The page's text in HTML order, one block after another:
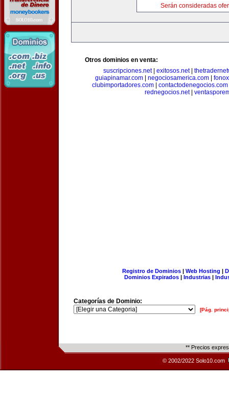
Serán consideradas
Otros dominios en venta:
suscripciones.net| exitosos.net|
guiapinamar.com
negociosamerica.com
clubimportadores.com
contactodenegocios.com
rednegocios.net|
Registro de Dominios| Web Hosting |
Dominios Expirados | Industrias |
Categorías de Dominio:
[Pág.
** Precios
© 2002/2022 Solo10.com